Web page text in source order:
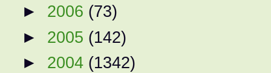
► 2006 (73)
► 2005 (142)
► 2004 (1342)